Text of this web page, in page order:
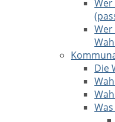
Wer
Die